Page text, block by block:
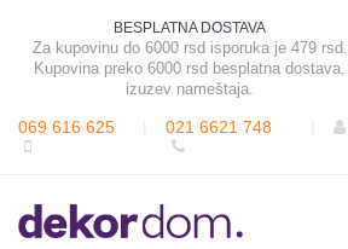
BESPLATNA DOSTAVA
Za kupovinu do 6000 rsd isporuka je 479 rsd.
Kupovina preko 6000 rsd besplatna dostava,
izuzev nameštaja.
069 616 625 021 6621 748